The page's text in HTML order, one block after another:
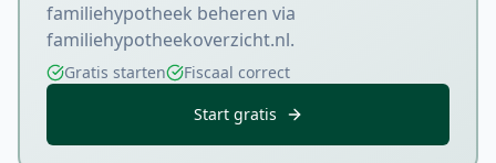
familiehypotheek beheren via
familiehypotheekoverzicht.nl.
Gratis starten
Fiscaal correct
Start gratis